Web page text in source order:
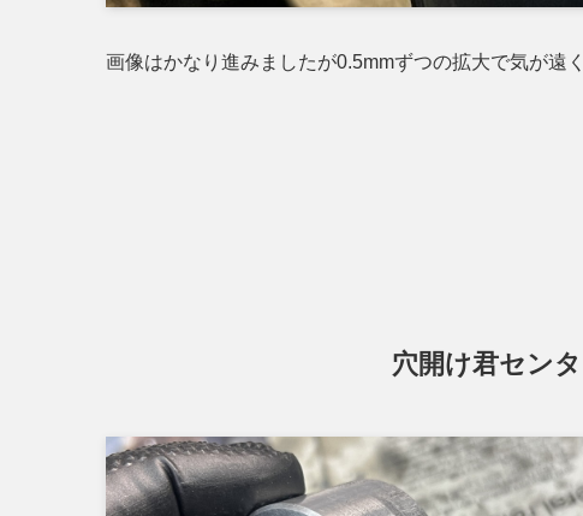
画像はかなり進みましたが0.5mmずつの拡大で気が遠
穴開け君セン